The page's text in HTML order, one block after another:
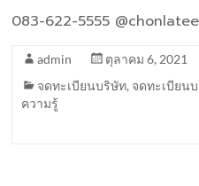
083-622-5555
admin
ตุลาคม 6, 2021
จดทะเบียนบริษัท, จดทะเบียน
ความรู้